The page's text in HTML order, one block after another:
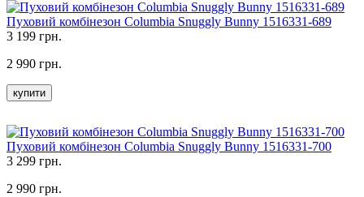
Пуховий комбінезон Columbia Snuggly Bunny 1516331-689
3 199 грн.
2 990 грн.
купити
Пуховий комбінезон Columbia Snuggly Bunny 1516331-700
3 299 грн.
2 990 грн.